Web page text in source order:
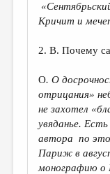
Кричит и
2. В. Почему
O. О
отрицания»
не захотел
увяданье.
автора по
Париж в
монографию о